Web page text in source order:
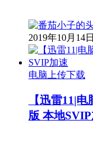
2019年10月14日
电脑上传下载
【迅雷11|
版 本地